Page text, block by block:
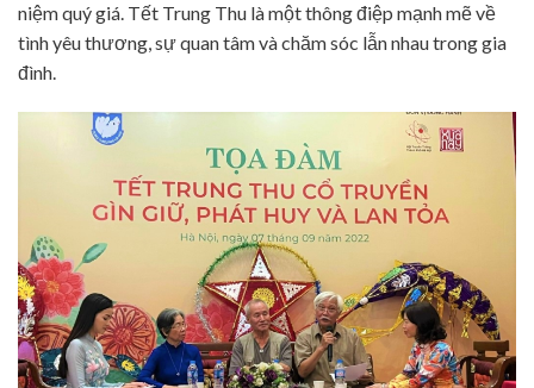
niệm quý giá. Tết Trung Thu là một thông điệp mạnh mẽ về
tình yêu thương, sự quan tâm và chăm sóc lẫn nhau trong gia
đình.